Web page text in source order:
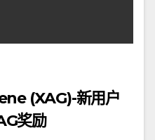
(XAG)-新用户
奖励